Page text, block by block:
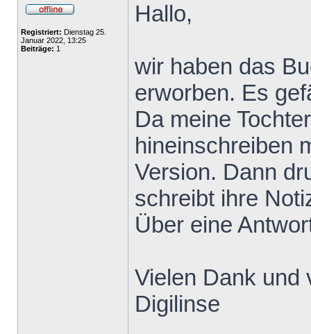
Registriert: Dienstag 25.
Januar 2022, 13:25
Beiträge: 1
Hallo,
wir haben das
erworben. Es
Da meine
hineinschreiben
Version. Dann
schreibt ihre
Über eine
Vielen Dank und
Digilinse